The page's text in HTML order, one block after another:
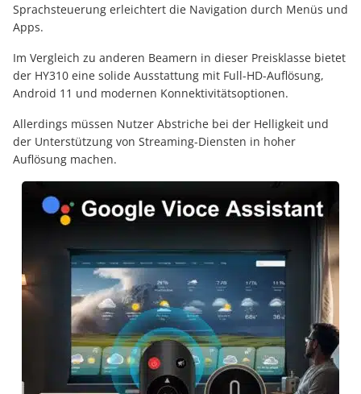
Sprachsteuerung erleichtert die Navigation durch Menüs und
Apps.
Im Vergleich zu anderen Beamern in dieser Preisklasse bietet
der HY310 eine solide Ausstattung mit Full-HD-Auflösung,
Android 11 und modernen Konnektivitätsoptionen.
Allerdings müssen Nutzer Abstriche bei der Helligkeit und
der Unterstützung von Streaming-Diensten in hoher
Auflösung machen.